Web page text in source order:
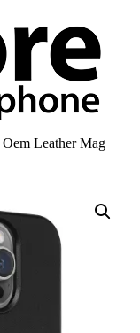
Oem Leather Mag